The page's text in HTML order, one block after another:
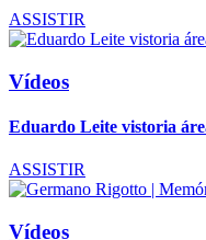
ASSISTIR
Vídeos
Eduardo Leite vistoria
ASSISTIR
Vídeos